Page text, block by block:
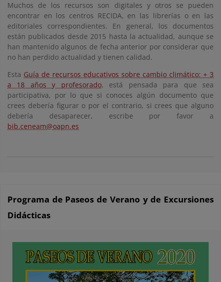
Muchos de los recursos son digitales y otros se pueden
encontrar en los centros RECIDA, en las librerías o en las
editoriales correspondientes. En general, los documentos
están publicados desde 2015 hasta la actualidad, aunque se
han mantenido algunos de fecha anterior por considerar que
no han perdido actualidad y tienen calidad.
Esta Guía de recursos educativos sobre cambio climático: + 3
a 18 años y profesorado, está pensada para que sea
participativa, por lo que si conoces algún documento que
crees debería figurar o por el contrario, si crees que alguno
debería desaparecer, escribe por favor a
bib.ceneam@oapn.es
Programa de Paseos de Verano y de Excursiones
Didácticas